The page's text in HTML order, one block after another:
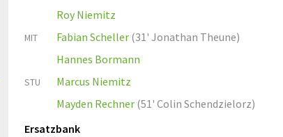
Roy Niemitz
MIT Fabian Scheller (31' Jonathan Theune)
Hannes Bormann
STU
Marcus Niemitz
Mayden Rechner (51' Colin Schendzielorz)
Ersatzbank